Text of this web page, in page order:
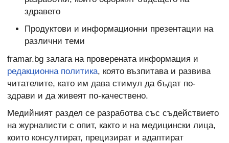
здравето
Продуктови и информационни презентации на
различни теми
framar.bg залага на проверената информация и
редакционна политика, която възпитава и развива
читателите, като им дава стимул да бъдат по-
здрави и да живеят по-качествено.
Медийният раздел се разработва със съдействието
на журналисти с опит, както и на медицински лица,
които консултират, прецизират и адаптират